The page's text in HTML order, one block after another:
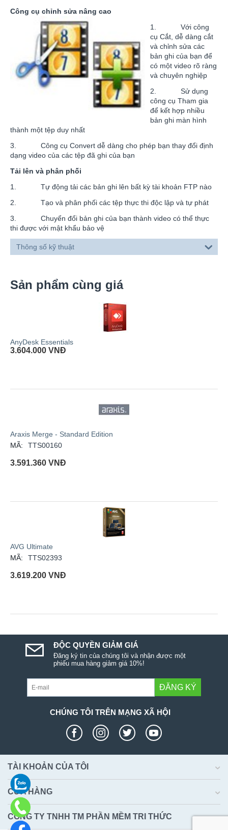
Công cụ chỉnh sửa nâng cao
1. Với công
cụ Cắt, dễ dàng cắt
và chỉnh sửa các
bản ghi của bạn để
có một video rõ ràng
và chuyên nghiệp
2. Sử dụng
công cụ Tham gia
để kết hợp nhiều
bản ghi màn hình
thành một tệp duy nhất
3. Công cụ Convert dễ dàng cho phép bạn thay đổi định
dạng video của các tệp đã ghi của bạn
Tải lên và phân phối
1. Tự động tải các bản ghi lên bất kỳ tài khoản FTP nào
2. Tạo và phân phối các tệp thực thi độc lập và tự phát
3. Chuyển đổi bản ghi của bạn thành video có thể thực
thi được với mật khẩu bảo vệ
Thông số kỹ thuật
Sản phẩm cùng giá
AnyDesk Essentials
3.604.000 VNĐ
Araxis Merge - Standard Edition
MÃ:
TTS00160
3.591.360 VNĐ
AVG Ultimate
MÃ:
TTS02393
3.619.200 VNĐ
ĐỘC QUYỀN GIẢM GIÁ
Đăng ký tin của chúng tôi và nhận được một
phiếu mua hàng giảm giá 10%!
ĐĂNG KÝ
CHÚNG TÔI TRÊN MẠNG XÃ HỘI
TÀI KHOẢN CỦA TÔI
CỬA HÀNG
CÔNG TY TNHH TM PHẦN MỀM TRI THỨC